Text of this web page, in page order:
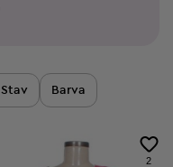
Stav Barva
2